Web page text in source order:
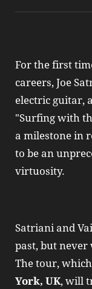
For the first
careers, Joe
electric guitar,
"Surfing with
a milestone in
to be an
virtuosity.
Satriani and
past, but never
The tour,
York, UK, will